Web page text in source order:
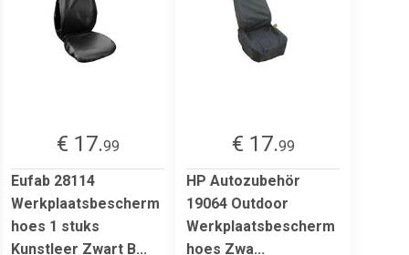
€ 17.99
Eufab 28114
Werkplaatsbescherm
hoes 1 stuks
Kunstleer Zwart B...
€ 17.99
HP Autozubehör
19064 Outdoor
Werkplaatsbescherm
hoes Zwa...